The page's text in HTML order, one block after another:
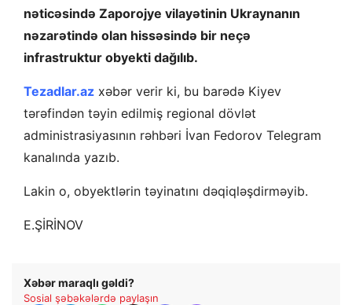
nəticəsində Zaporojye vilayətinin Ukraynanın
nəzarətində olan hissəsində bir neçə
infrastruktur obyekti dağılıb.
Tezadlar.az xəbər verir ki, bu barədə Kiyev
tərəfindən təyin edilmiş regional dövlət
administrasiyasının rəhbəri İvan Fedorov Telegram
kanalında yazıb.
Lakin o, obyektlərin təyinatını dəqiqləşdirməyib.
E.ŞİRİNOV
Xəbər maraqlı gəldi?
Sosial şəbəkələrdə paylaşın